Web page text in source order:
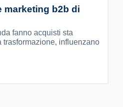
marketing b2b di
fanno acquisti sta
trasformazione, influenzano